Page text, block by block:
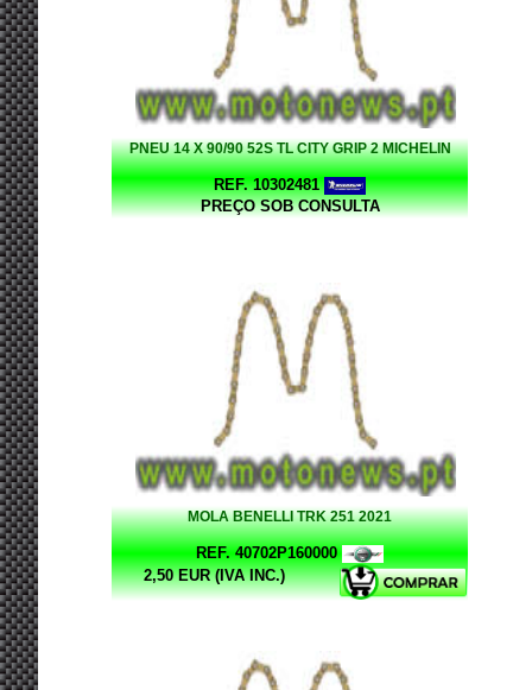
PNEU 14 X 90/90 52S TL CITY GRIP 2 MICHELIN
REF. 10302481
PREÇO SOB CONSULTA
MOLA BENELLI TRK 251 2021
REF. 40702P160000
2,50 EUR (IVA INC.)